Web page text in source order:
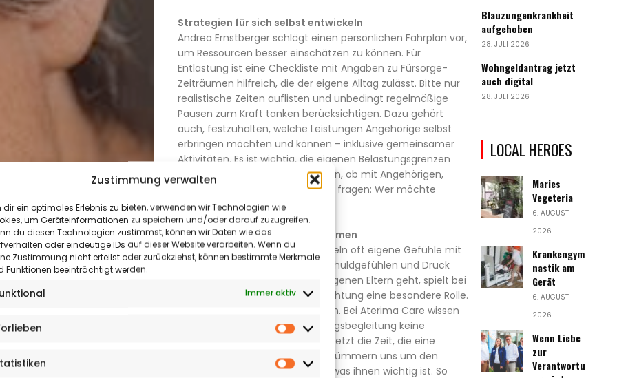
Zustimmung verwalten
dir ein optimales Erlebnis zu bieten, verwenden wir Technologien wie
um Geräteinformationen zu speichern und/oder darauf zuzugreifen.
du diesen Technologien zustimmst, können wir Daten wie das
oder eindeutige IDs auf dieser Website verarbeiten. Wenn du
Zustimmung nicht erteilst oder zurückziehst, können bestimmte Merkmale
Funktionen beeinträchtigt werden.
Immer aktiv
Vorlieben
Statistiken
Aktuelles
&
Termine
Kultur
&
Sonderthemen
Strategien für sich selbst entwickeln
Andrea Ernstberger schlägt einen persönlichen Fahrplan vor,
um Ressourcen besser einschätzen zu können. Für
Entlastung ist eine Checkliste mit Angaben zu Fürsorge-
Zeiträumen hilfreich, die der eigene Alltag zulässt. Bitte nur
realistische Zeiten auflisten und unbedingt regelmäßige
Pausen zum Kraft tanken berücksichtigen. Dazu gehört
auch, festzuhalten, welche Leistungen Angehörige selbst
erbringen möchten und können – inklusive gemeinsamer
Aktivitäten. Es ist wichtig, die eigenen Belastungsgrenzen
offen anzusprechen und zu teilen, ob mit Angehörigen,
Freunden oder Nachbarn, und zu fragen: Wer möchte
helfen?
Belastbar bleiben – Hilfe annehmen
Pflegende Angehörige verwechseln oft eigene Gefühle mit
äußeren Erwartungen, was zu Schuldgefühlen und Druck
führt. Gerade wenn es um die eigenen Eltern geht, spielt bei
pflegenden Kindern eine Verpflichtung eine besondere Rolle.
„Mir ist es ganz ähnlich gegangen. Bei Aterima Care wissen
wir, dass eine professionelle Alltagsbegleitung keine
Angehörigen ersetzt. Aber sie ersetzt die Zeit, die eine
sichere Betreuung braucht. Wir kümmern uns um den
Alltag, die Angehörigen um das, was ihnen wichtig ist. So
Blauzungenkrankheit
aufgehoben
28. JULI 2026
Wohngeldantrag jetzt
auch digital
28. JULI 2026
LOCAL HEROES
Maries
Vegeteria
6. AUGUST
2026
Krankengym
nastik am
Gerät
6. AUGUST
2026
Wenn Liebe
zur
Verantwortu